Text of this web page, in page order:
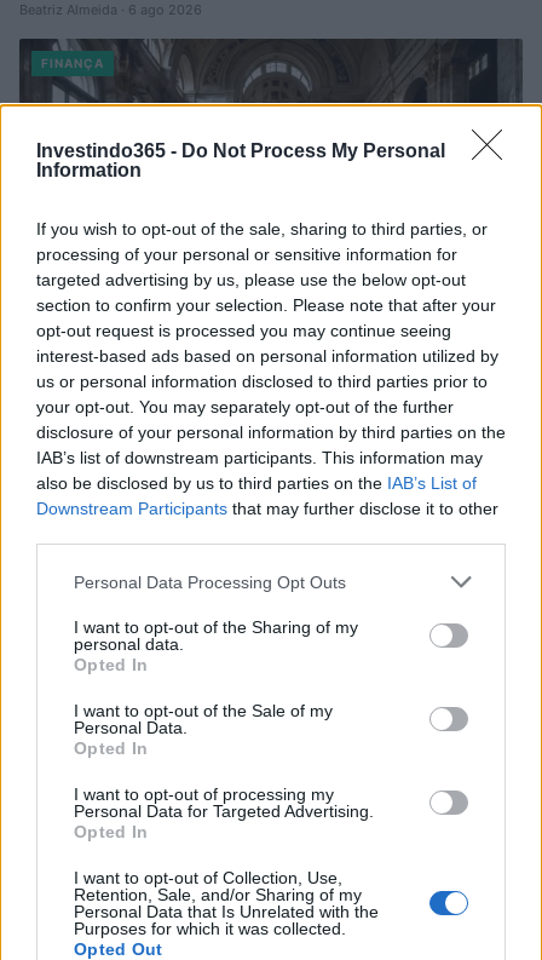
Investindo365 - Do Not Process My Personal
Information
If you wish to opt-out of the sale, sharing to third parties, or
processing of your personal or sensitive information for
targeted advertising by us, please use the below opt-out
section to confirm your selection. Please note that after your
opt-out request is processed you may continue seeing
interest-based ads based on personal information utilized by
us or personal information disclosed to third parties prior to
your opt-out. You may separately opt-out of the further
disclosure of your personal information by third parties on the
IAB’s list of downstream participants. This information may
also be disclosed by us to third parties on the IAB’s List of
Downstream Participants that may further disclose it to other
Please note that this website/app uses one or more Google
not limited to your visit or usage behaviour. You may click to
grant or deny consent to Google and its third-party tags to
use your data for below specified purposes in below Google
consent section.
Personal Data Processing Opt Outs
I want to opt-out of the Sharing of my
personal data.
Opted In
I want to opt-out of the Sale of my
Personal Data.
Opted In
I want to opt-out of processing my
Personal Data for Targeted Advertising.
Opted In
I want to opt-out of Collection, Use,
Retention, Sale, and/or Sharing of my
Personal Data that Is Unrelated with the
Purposes for which it was collected.
Opted Out
Beatriz Almeida · 6 ago 2026
FINANÇA
Presidente Lula propõe política fiscal séria para reduzir juros e
critica limitações orçamentárias
Rafael Oliveira · 6 ago 2026
FINANÇA
Gávea Investimentos fecha multimercados e transfere R$ 2
bilhões para Bradesco Asset
Rafael Oliveira · 5 ago 2026